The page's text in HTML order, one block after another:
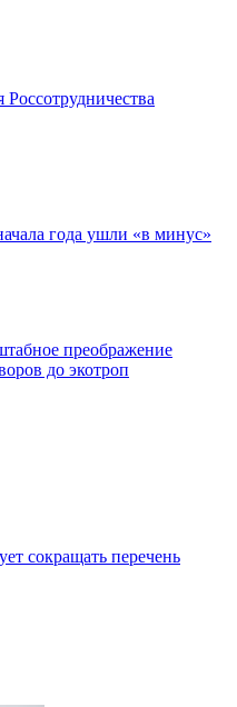
года ушли «в минус»
преображение
до экотроп
сокращать перечень